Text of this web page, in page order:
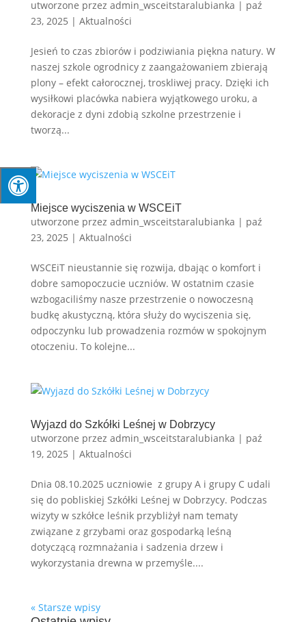
utworzone przez admin_wsceitstaralubianka | paź
23, 2025 | Aktualności
Jesień to czas zbiorów i podziwiania piękna natury. W
naszej szkole ogrodnicy z zaangażowaniem zbierają
plony – efekt całorocznej, troskliwej pracy. Dzięki ich
wysiłkowi placówka nabiera wyjątkowego uroku, a
dekoracje z dyni zdobią szkolne przestrzenie i
tworzą...
Miejsce wyciszenia w WSCEiT
utworzone przez admin_wsceitstaralubianka | paź
23, 2025 | Aktualności
WSCEiT nieustannie się rozwija, dbając o komfort i
dobre samopoczucie uczniów. W ostatnim czasie
wzbogaciliśmy nasze przestrzenie o nowoczesną
budkę akustyczną, która służy do wyciszenia się,
odpoczynku lub prowadzenia rozmów w spokojnym
otoczeniu. To kolejne...
Wyjazd do Szkółki Leśnej w Dobrzycy
utworzone przez admin_wsceitstaralubianka | paź
19, 2025 | Aktualności
Dnia 08.10.2025 uczniowie z grupy A i grupy C udali
się do pobliskiej Szkółki Leśnej w Dobrzycy. Podczas
wizyty w szkółce leśnik przybliżył nam tematy
związane z grzybami oraz gospodarką leśną
dotyczącą rozmnażania i sadzenia drzew i
wykorzystania drewna w przemyśle....
« Starsze wpisy